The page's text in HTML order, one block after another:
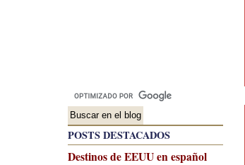
POSTS DESTACADOS
Destinos de EEUU en español